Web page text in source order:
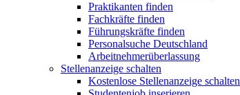
Praktikanten finden
Fachkräfte finden
Führungskräfte finden
Personalsuche Deutschland
Arbeitnehmerüberlassung
Stellenanzeige schalten
Kostenlose Stellenanzeige schalten